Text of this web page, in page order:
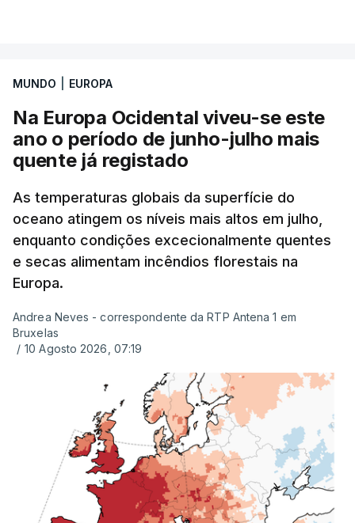
MUNDO EUROPA
Na Europa Ocidental viveu-se este
ano o período de junho-julho mais
quente já registado
As temperaturas globais da superfície do
oceano atingem os níveis mais altos em julho,
enquanto condições excecionalmente quentes
e secas alimentam incêndios florestais na
Europa.
Andrea Neves - correspondente da RTP Antena 1 em
Bruxelas
/ 10 Agosto 2026, 07:19